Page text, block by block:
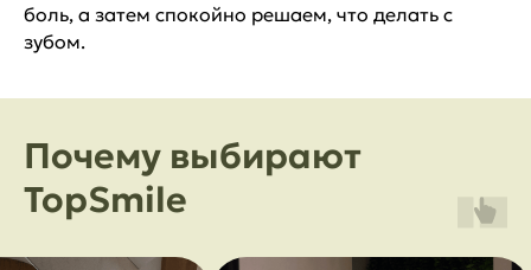
боль, а затем спокойно решаем, что делать с
зубом.
Почему выбирают
TopSmile